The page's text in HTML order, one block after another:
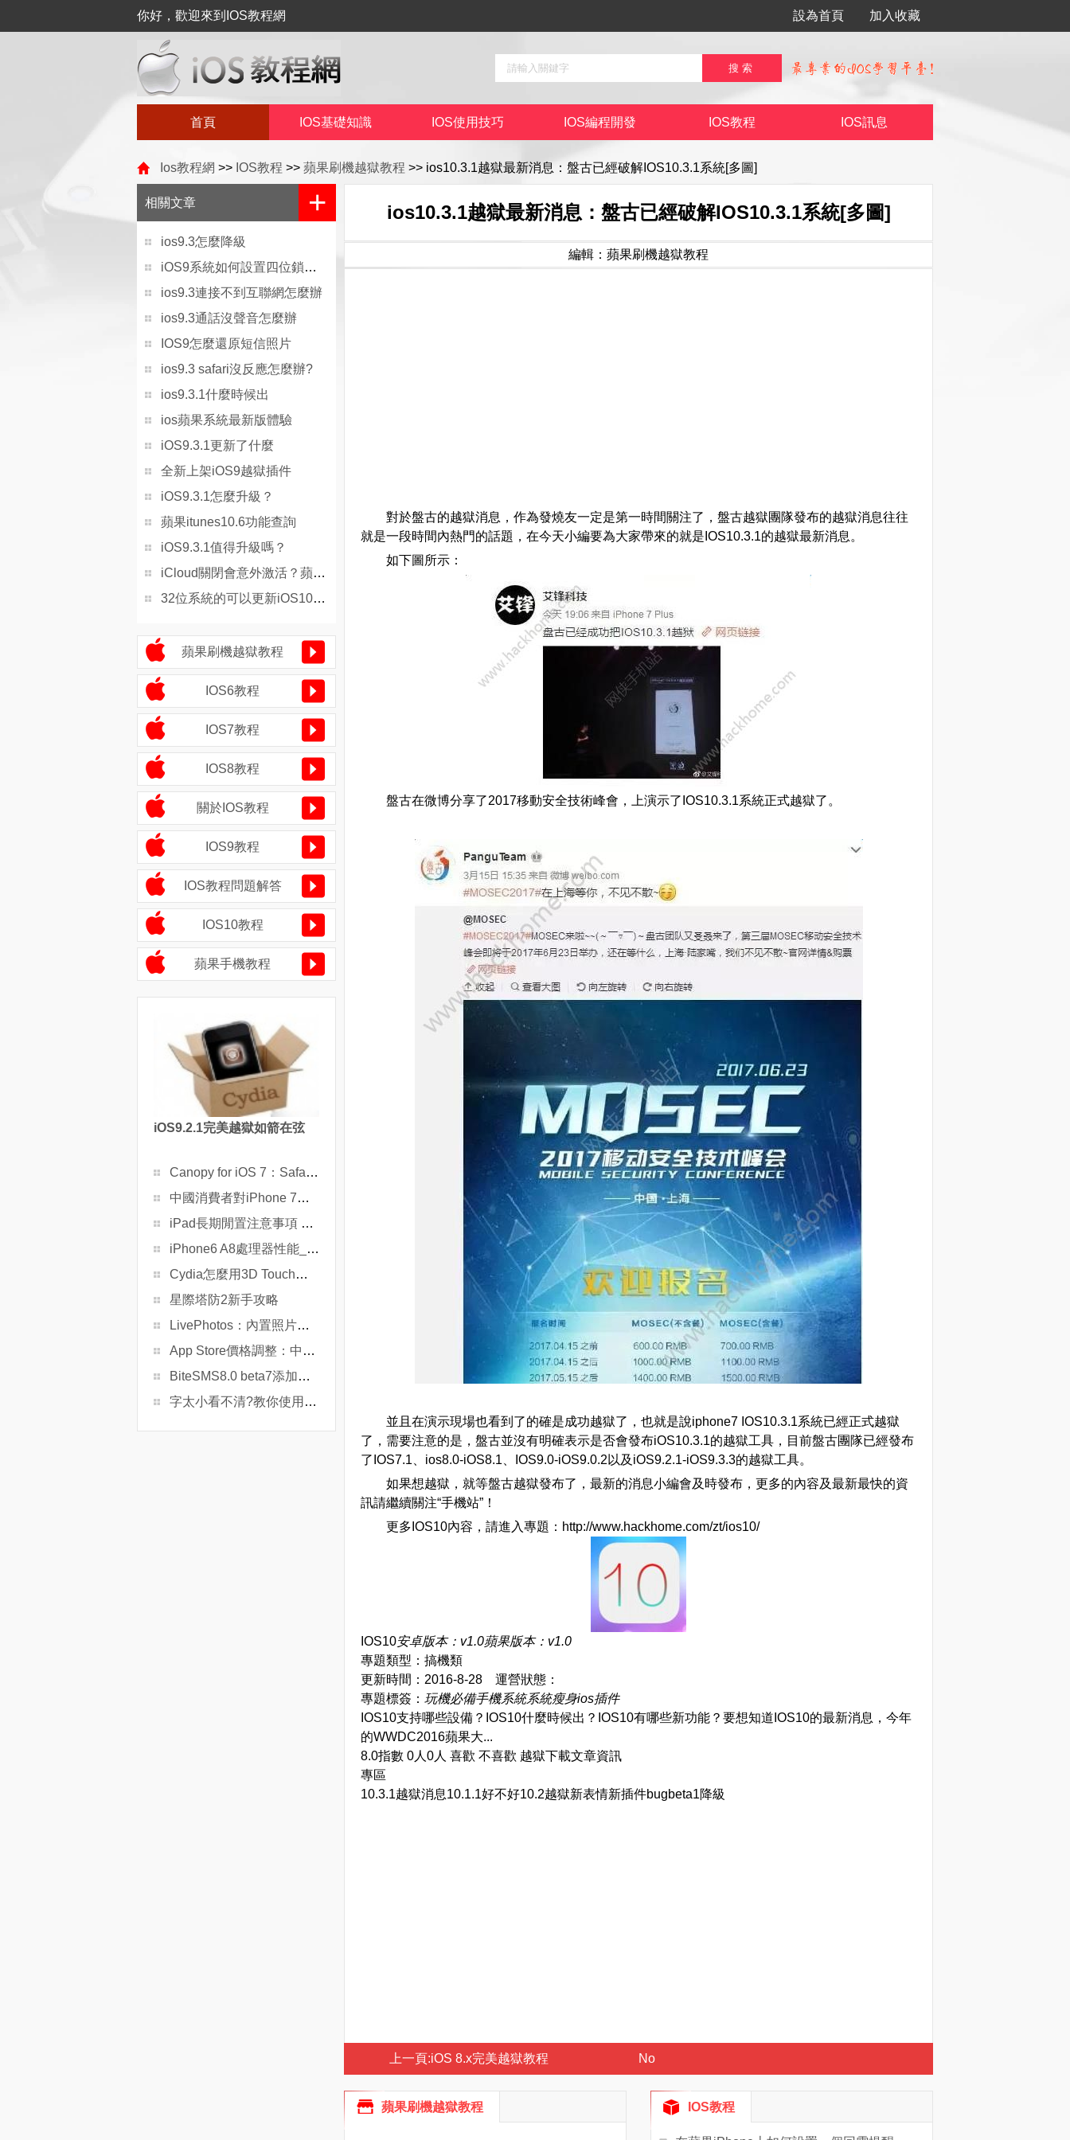
你好，歡迎來到IOS教程網 設為首頁 加入收藏
首頁 IOS基礎知識 IOS使用技巧 IOS編程開發 IOS教程 IOS訊息
Ios教程網 >> IOS教程 >> 蘋果刷機越獄教程 >> ios10.3.1越獄最新消息：盤古已經破解IOS10.3.1系統[多圖]
ios10.3.1越獄最新消息：盤古已經破解IOS10.3.1系統[多圖]
編輯：蘋果刷機越獄教程
對於盤古的越獄消息，作為發燒友一定是第一時間關注了，盤古越獄團隊發布的越獄消息往往
就是一段時間內熱門的話題，在今天小編要為大家帶來的就是IOS10.3.1的越獄最新消息。
如下圖所示：
盤古在微博分享了2017移動安全技術峰會，上演示了IOS10.3.1系統正式越獄了。
並且在演示現場也看到了的確是成功越獄了，也就是說iphone7 IOS10.3.1系統已經正式越獄
了，需要注意的是，盤古並沒有明確表示是否會發布iOS10.3.1的越獄工具，目前盤古團隊已經發布
了IOS7.1、ios8.0-iOS8.1、IOS9.0-iOS9.0.2以及iOS9.2.1-iOS9.3.3的越獄工具。
如果想越獄，就等盤古越獄發布了，最新的消息小編會及時發布，更多的內容及最新最快的資
訊請繼續關注“手機站”！
更多IOS10內容，請進入專題：http://www.hackhome.com/zt/ios10/
IOS10安卓版本：v1.0蘋果版本：v1.0
專題類型：搞機類
更新時間：2016-8-28 運營狀態：
專題標簽： 玩機必備手機系統系統瘦身ios插件
IOS10支持哪些設備？IOS10什麼時候出？IOS10有哪些新功能？要想知道IOS10的最新消息，今年
的WWDC2016蘋果大...
8.0指數 0人0人 喜歡 不喜歡 越獄下載文章資訊
專區
10.3.1越獄消息10.1.1好不好10.2越獄新表情新插件bugbeta1降級
上一頁:iOS 8.x完美越獄教程 No
蘋果刷機越獄教程 IOS教程
相關文章 +
ios9.3怎麼降級
iOS9系統如何設置四位鎖屏密碼？
ios9.3連接不到互聯網怎麼辦
ios9.3通話沒聲音怎麼辦
IOS9怎麼還原短信照片
ios9.3 safari沒反應怎麼辦?
ios9.3.1什麼時候出
ios蘋果系統最新版體驗
iOS9.3.1更新了什麼
全新上架iOS9越獄插件
iOS9.3.1怎麼升級？
蘋果itunes10.6功能查詢
iOS9.3.1值得升級嗎？
iCloud關閉會意外激活？蘋果iOS10.3最新bug介紹[圖]
32位系統的可以更新iOS10.3.1嗎？蘋果32位系統更新iOS10.3.1介紹[圖]
蘋果刷機越獄教程
IOS6教程
IOS7教程
IOS8教程
關於IOS教程
IOS9教程
IOS教程問題解答
IOS10教程
蘋果手機教程
iOS9.2.1完美越獄如箭在弦
Canopy for iOS 7：Safari浏覽器功能強化插件
中國消費者對iPhone 7的興趣並不高？蘋果怎麼辦
iPad長期閒置注意事項 電池保護是關鍵
iPhone6 A8處理器性能_iPhone6 A8處理器性能如何
Cydia怎麼用3D Touch功能？iOS9越獄插件Tactful操作方法
星際塔防2新手攻略
LivePhotos：內置照片圖標滾動播放相冊內的照片
App Store價格調整：中國區無影響
BiteSMS8.0 beta7添加支持iPhone5s
字太小看不清?教你使用「縮放」功能視覺輔助